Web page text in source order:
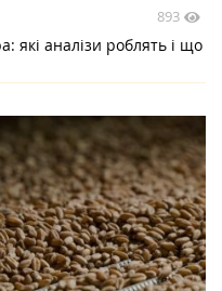
893
які аналізи роблять і що